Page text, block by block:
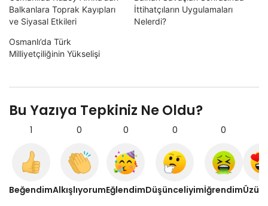
Balkanlara Toprak Kayıpları
ve Siyasal Etkileri
İttihatçıların Uygulamaları
Nelerdi?
Osmanlı’da Türk
Milliyetçiliğinin Yükselişi
Bu Yazıya Tepkiniz Ne Oldu?
1
Beğendim
0
Alkışlıyorum
0
Eğlendim
0
Düşünceliyim
0
İğrendim